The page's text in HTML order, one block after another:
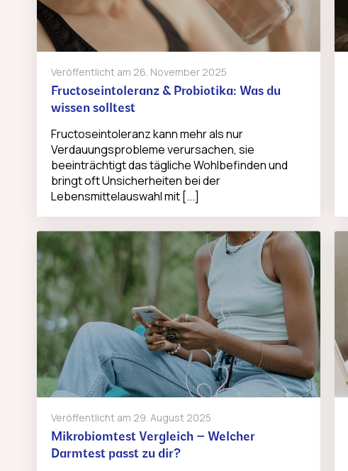
Veröffentlicht am 26. November 2025
Fructoseintoleranz & Probiotika: Was du
wissen solltest
Fructoseintoleranz kann mehr als nur
Verdauungsprobleme verursachen, sie
beeinträchtigt das tägliche Wohlbefinden und
bringt oft Unsicherheiten bei der
Lebensmittelauswahl mit [...]
Veröffentlicht am 29. August 2025
Mikrobiomtest Vergleich – Welcher
Darmtest passt zu dir?